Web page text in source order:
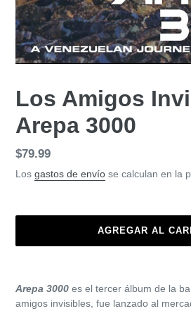
Los Amigos
Arepa 3000
Precio
habitual
$79.99
Los gastos de envío se calculan en la
AGREGAR AL
producto
Arepa 3000 es el tercer álbum de la
amigos invisibles, fue lanzado al